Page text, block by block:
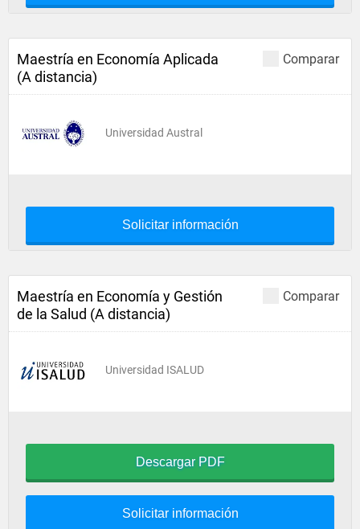
Comparar
Maestría en Economía Aplicada
(A distancia)
Universidad Austral
Solicitar información
Comparar
Maestría en Economía y Gestión
de la Salud (A distancia)
Universidad ISALUD
Descargar PDF
Solicitar información